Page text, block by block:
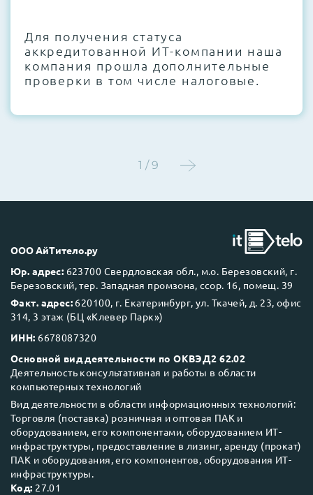
Этап 4:Стресс-тестирование под 100%
нагрузкой в течение 72 часов для
проверки стабильности всех подсистем
Next Business Day (NBD)
Для получения статуса
аккредитованной ИТ-компании наша
компания прошла дополнительные
проверки в том числе налоговые.
1 / 9
ООО АйТитело.ру
Юр. адрес: 623700 Свердловская обл., м.о. Березовский, г.
Березовский, тер. Западная промзона, ссор. 16, помещ. 39
Факт. адрес: 620100, г. Екатеринбург, ул. Ткачей, д. 23, офис
314, 3 этаж (БЦ «Клевер Парк»)
ИНН: 6678087320
Основной вид деятельности по ОКВЭД2 62.02
Деятельность консультативная и работы в области
компьютерных технологий
Вид деятельности в области информационных технологий:
Торговля (поставка) розничная и оптовая ПАК и
оборудованием, его компонентами, оборудованием ИТ-
инфраструктуры, предоставление в лизинг, аренду (прокат)
ПАК и оборудования, его компонентов, оборудования ИТ-
инфраструктуры.
Код: 27.01